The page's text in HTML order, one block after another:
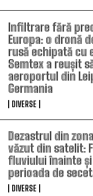
Infiltrare fără
Europa: o dronă
rusă echipată cu
Semtex a reușit
aeroportul din
Germania
DIVERSE
Dezastrul din
văzut din satelit:
fluviului înainte
perioada de
DIVERSE